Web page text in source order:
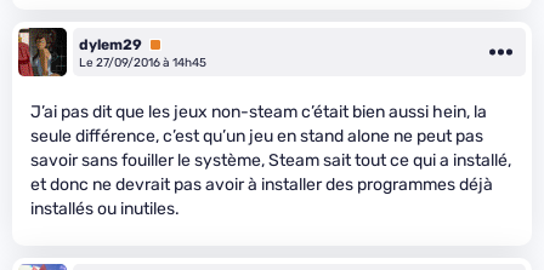
dylem29 Premium
Le 27/09/2016 à 14h45
J’ai pas dit que les jeux non-steam c’était bien aussi hein, la
seule différence, c’est qu’un jeu en stand alone ne peut pas
savoir sans fouiller le système, Steam sait tout ce qui a installé,
et donc ne devrait pas avoir à installer des programmes déjà
installés ou inutiles.